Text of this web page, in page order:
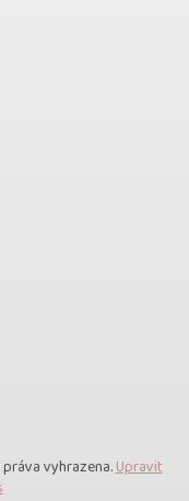
práva vyhrazena.Upravit